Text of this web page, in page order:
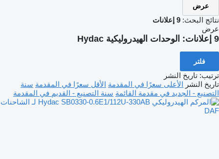
عرض
نتائج البحث: 9 إعلانات
عرض
9 إعلانات: الوحدات الهيدروليكية Hydac
فلتر
ترتيب: تاريخ النشر
تاريخ النشر الأعلى سعرًا في المقدمة الأقل سعرًا في المقدمة سنة
التصنيع - الجديد في مقدمة القائمة سنة التصنيع - القديم في المقدمة